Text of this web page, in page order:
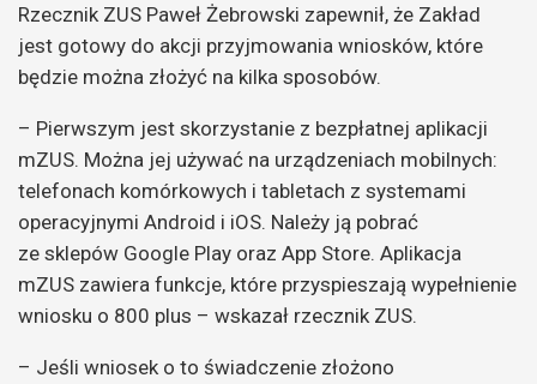
Rzecznik ZUS Paweł Żebrowski zapewnił, że Zakład
jest gotowy do akcji przyjmowania wniosków, które
będzie można złożyć na kilka sposobów.
– Pierwszym jest skorzystanie z bezpłatnej aplikacji
mZUS. Można jej używać na urządzeniach mobilnych:
telefonach komórkowych i tabletach z systemami
operacyjnymi Android i iOS. Należy ją pobrać
ze sklepów Google Play oraz App Store. Aplikacja
mZUS zawiera funkcje, które przyspieszają wypełnienie
wniosku o 800 plus – wskazał rzecznik ZUS.
– Jeśli wniosek o to świadczenie złożono